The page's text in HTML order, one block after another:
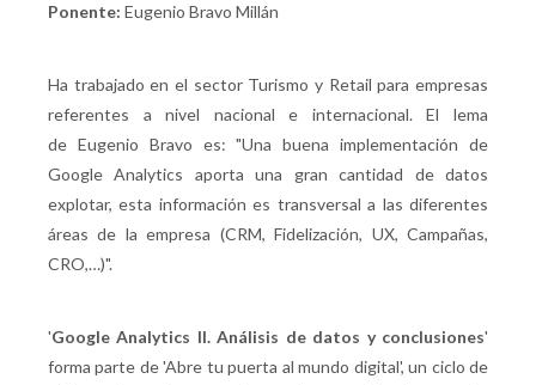
Ponente: Eugenio Bravo Millán
Ha trabajado en el sector Turismo y Retail para empresas
referentes a nivel nacional e internacional. El lema
de Eugenio Bravo es: "Una buena implementación de
Google Analytics aporta una gran cantidad de datos
explotar, esta información es transversal a las diferentes
áreas de la empresa (CRM, Fidelización, UX, Campañas,
CRO,…)".
'Google Analytics II. Análisis de datos y conclusiones'
forma parte de 'Abre tu puerta al mundo digital', un ciclo de